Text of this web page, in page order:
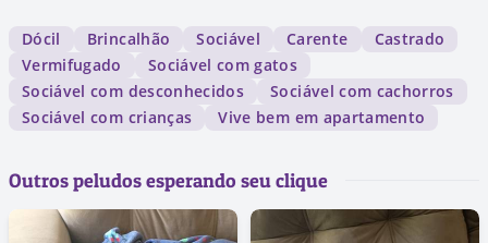
Dócil Brincalhão Sociável Carente
Castrado
Vermifugado
Sociável com gatos
Sociável com desconhecidos
Sociável com cachorros
Sociável com crianças
Vive bem em apartamento
Outros peludos esperando seu clique